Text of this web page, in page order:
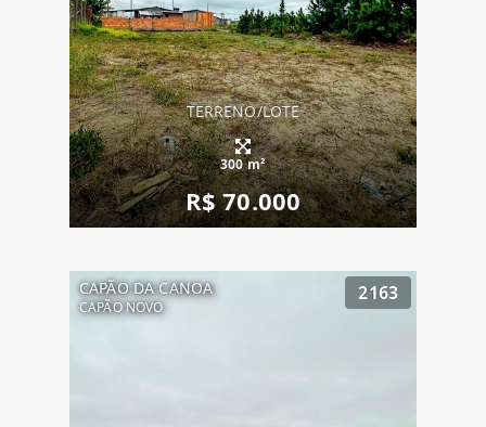
TERRENO/LOTE
300 m²
R$ 70.000
CAPÃO DA CANOA
CAPÃO NOVO
2163